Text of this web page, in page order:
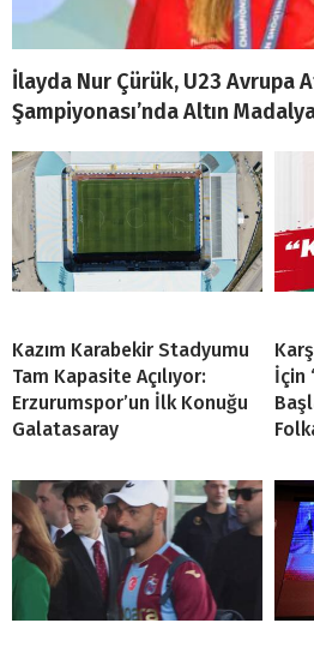
İlayda Nur Çürük, U23 Avrupa
Şampiyonası’nda Altın
Kazım Karabekir Stadyumu
Tam Kapasite Açılıyor:
Erzurumspor’un İlk Konuğu
Galatasaray
İçin